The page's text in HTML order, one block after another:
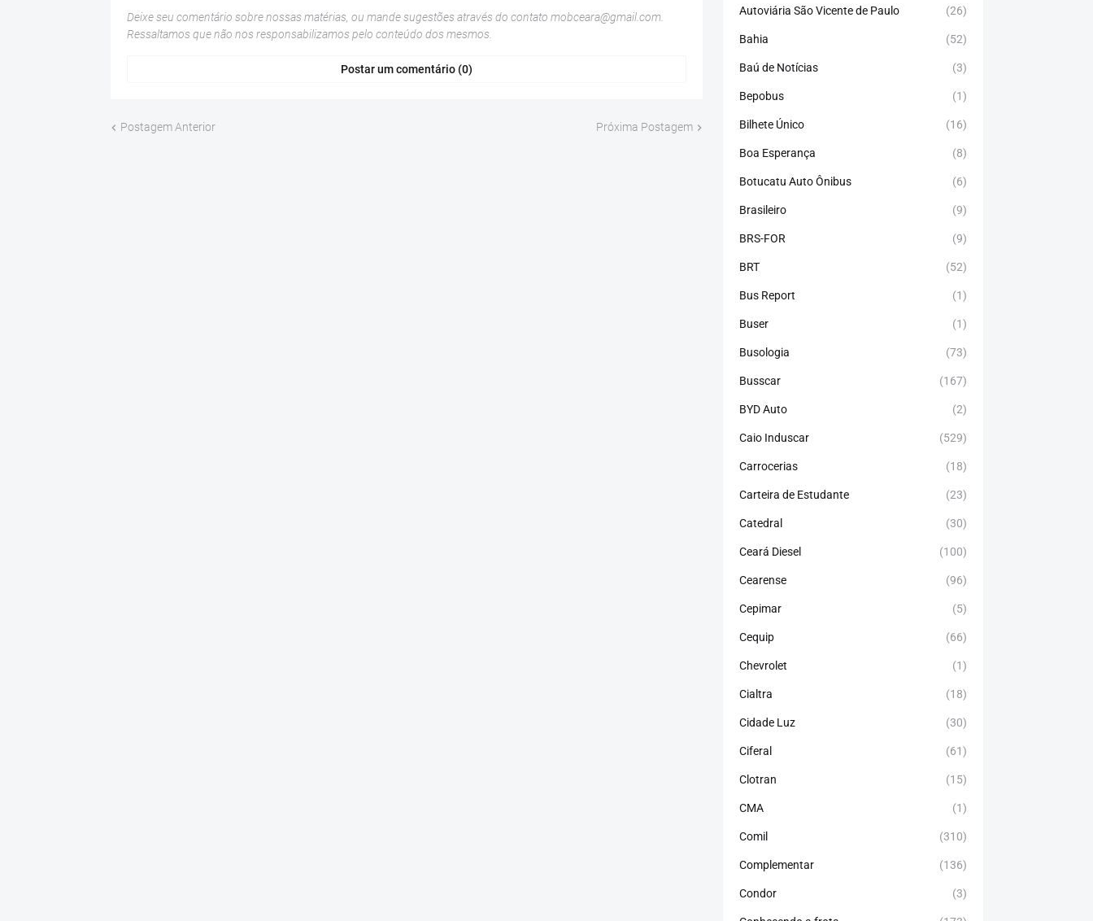
Deixe seu comentário sobre nossas matérias, ou mande sugestões através do contato mobceara@gmail.com.
Ressaltamos que não nos responsabilizamos pelo conteúdo dos mesmos.
Postar um comentário (0)
Postagem Anterior Próxima Postagem
Autoviária São Vicente de Paulo (26)
Bahia (52)
Baú de Notícias (3)
Bepobus (1)
Bilhete Único (16)
Boa Esperança (8)
Botucatu Auto Ônibus (6)
Brasileiro (9)
BRS-FOR (9)
BRT (52)
Bus Report (1)
Buser (1)
Busologia (73)
Busscar (167)
BYD Auto (2)
Caio Induscar (529)
Carrocerias (18)
Carteira de Estudante (23)
Catedral (30)
Ceará Diesel (100)
Cearense (96)
Cepimar (5)
Cequip (66)
Chevrolet (1)
Cialtra (18)
Cidade Luz (30)
Ciferal (61)
Clotran (15)
CMA (1)
Comil (310)
Complementar (136)
Condor (3)